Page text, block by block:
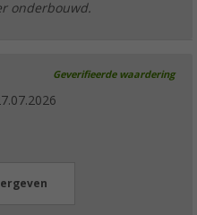
onderbouwd.
Geverifieerde waardering